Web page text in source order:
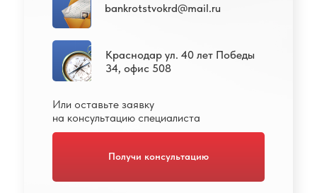
Краснодар ул. 40 лет Победы
34, офис 508
bankrotstvokrd@mail.ru
Или оставьте заявку
на консультацию специалиста
Получи консультацию